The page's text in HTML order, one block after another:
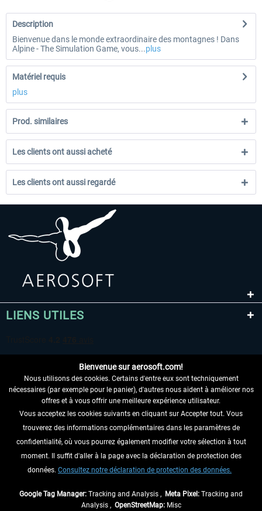
Description
Bienvenue dans le monde extraordinaire des montagnes ! Dans
Alpine - The Simulation Game, vous...plus
Matériel requis
plus
Prod. similaires
Les clients ont aussi acheté
Les clients ont aussi regardé
LIENS UTILES
RENONCER AU CONTRAT ICI
INFORMATIONS
NE MANQUEZ PAS LES DERNIÈRES
Bienvenue sur aerosoft.com!
Nous utilisons des cookies. Certains d'entre eux sont techniquement
nécessaires (par exemple pour le panier), d'autres nous aident à améliorer nos
offres et à vous offrir une meilleure expérience utilisateur.
Vous acceptez les cookies suivants en cliquant sur Accepter tout. Vous
trouverez des informations complémentaires dans les paramètres de
confidentialité, où vous pourrez également modifier votre sélection à tout
moment. Il suffit d'aller à la page avec la déclaration de protection des
données. Consultez notre déclaration de protection des données.
Google Tag Manager: Tracking and Analysis , Meta Pixel: Tracking and
Analysis , OpenStreetMap:Misc